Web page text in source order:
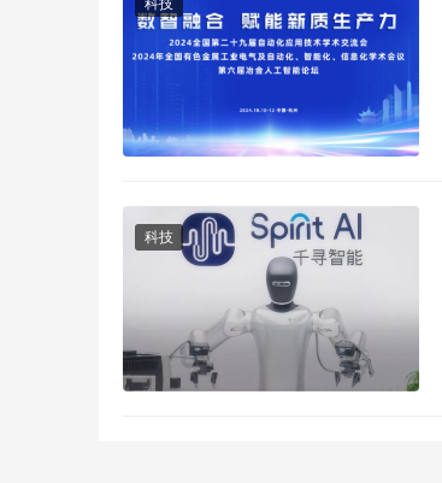
科技
洪桥医生：以专业赋能健康管理，用服务破